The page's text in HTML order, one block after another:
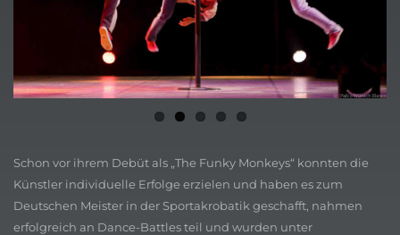
Schon vor ihrem Debüt als „The Funky Monkeys“ konnten die
Künstler individuelle Erfolge erzielen und haben es zum
Deutschen Meister in der Sportakrobatik geschafft, nahmen
erfolgreich an Dance-Battles teil und wurden unter